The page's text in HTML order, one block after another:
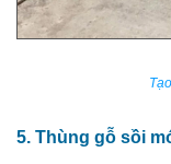
5. Thùng gỗ sồi